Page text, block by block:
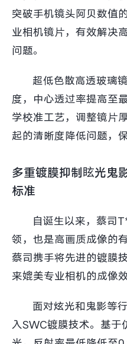
突破手机镜头阿贝数值
业相机镜片，有效解决
问题。
超低色散高透玻璃
度，中心透过率提高至
学校准工艺，调整镜片
起的清晰度降低问题，
多重镀膜抑制眩光鬼
标准
自诞生以来，蔡司
领，也是高画质成像的
蔡司携手将先进的镀膜
来媲美专业相机的成像效
面对炫光和鬼影等
入SWC镀膜技术。基于